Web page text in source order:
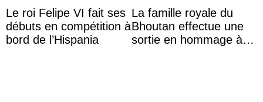
Le roi Felipe VI fait ses
débuts en compétition à
bord de l’Hispania
La famille royale du
Bhoutan effectue une
sortie en hommage à